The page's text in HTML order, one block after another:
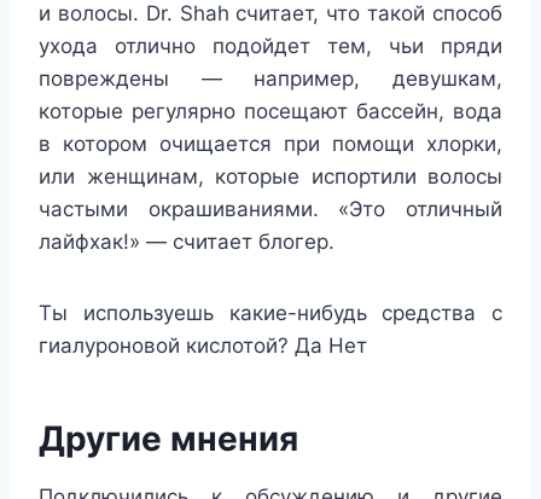
и волосы. Dr. Shah считает, что такой способ
ухода отлично подойдет тем, чьи пряди
повреждены — например, девушкам,
которые регулярно посещают бассейн, вода
в котором очищается при помощи хлорки,
или женщинам, которые испортили волосы
частыми окрашиваниями. «Это отличный
лайфхак!» — считает блогер.
Ты используешь какие-нибудь средства с
гиалуроновой кислотой? Да Нет
Другие мнения